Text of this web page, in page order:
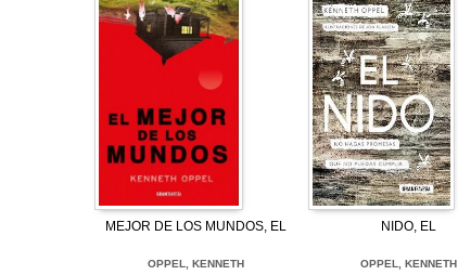
MEJOR DE LOS MUNDOS, EL
OPPEL, KENNETH
NIDO, EL
OPPEL, KENNETH